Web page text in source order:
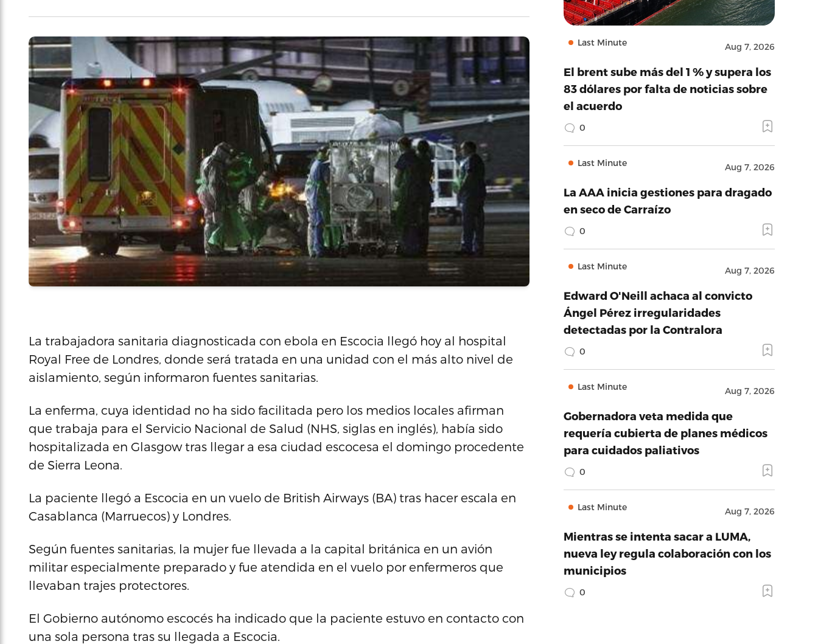
La trabajadora sanitaria diagnosticada con ebola en Escocia llegó hoy al hospital
Royal Free de Londres, donde será tratada en una unidad con el más alto nivel de
aislamiento, según informaron fuentes sanitarias.
La enferma, cuya identidad no ha sido facilitada pero los medios locales afirman
que trabaja para el Servicio Nacional de Salud (NHS, siglas en inglés), había sido
hospitalizada en Glasgow tras llegar a esa ciudad escocesa el domingo procedente
de Sierra Leona.
La paciente llegó a Escocia en un vuelo de British Airways (BA) tras hacer escala en
Casablanca (Marruecos) y Londres.
Según fuentes sanitarias, la mujer fue llevada a la capital británica en un avión
militar especialmente preparado y fue atendida en el vuelo por enfermeros que
llevaban trajes protectores.
El Gobierno autónomo escocés ha indicado que la paciente estuvo en contacto con
una sola persona tras su llegada a Escocia.
Last Minute Aug 7, 2026
El brent sube más del 1 % y supera los
83 dólares por falta de noticias sobre
el acuerdo
0
Last Minute Aug 7, 2026
La AAA inicia gestiones para dragado
en seco de Carraízo
0
Last Minute Aug 7, 2026
Edward O'Neill achaca al convicto
Ángel Pérez irregularidades
detectadas por la Contralora
0
Last Minute Aug 7, 2026
Gobernadora veta medida que
requería cubierta de planes médicos
para cuidados paliativos
0
Last Minute Aug 7, 2026
Mientras se intenta sacar a LUMA,
nueva ley regula colaboración con los
municipios
0